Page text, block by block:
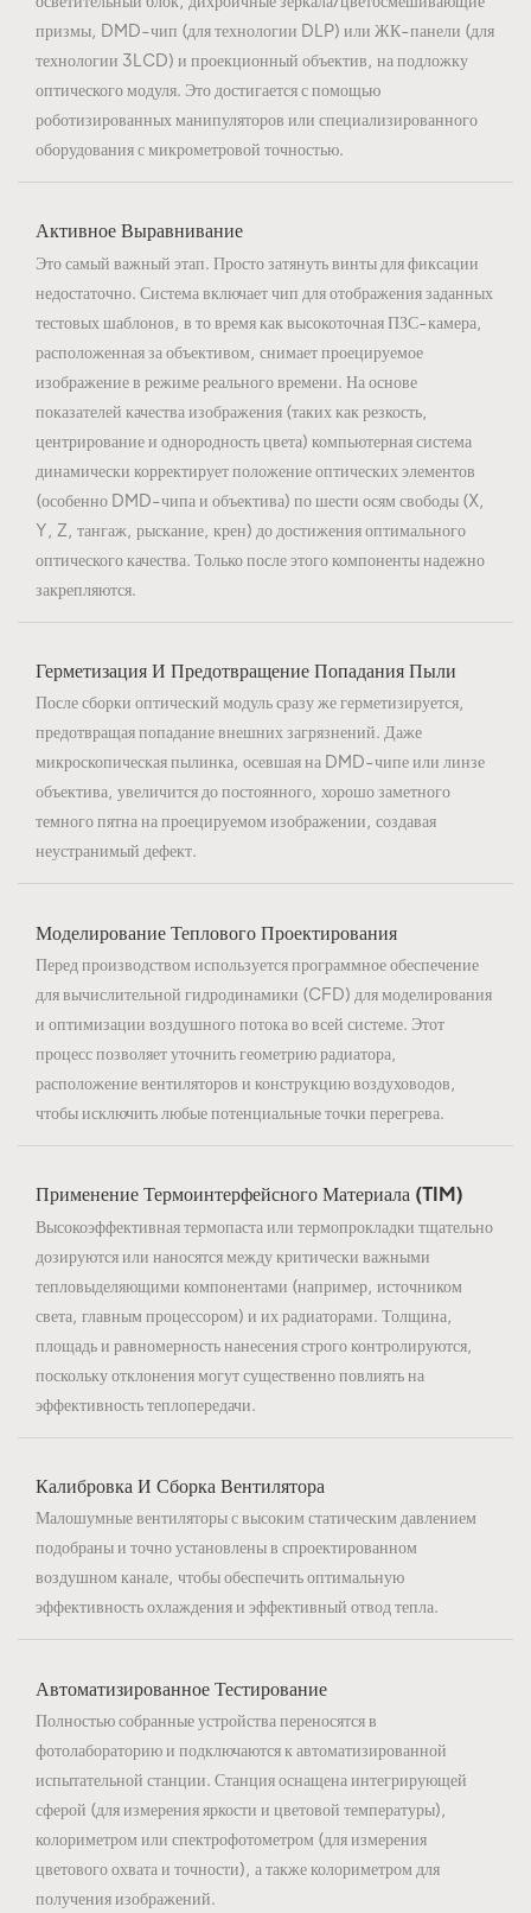
призмы, DMD-чип (для технологии DLP) или ЖК-панели (для
технологии 3LCD) и проекционный объектив, на подложку
оптического модуля. Это достигается с помощью
роботизированных манипуляторов или специализированного
оборудования с микрометровой точностью.
Активное Выравнивание
Это самый важный этап. Просто затянуть винты для фиксации
недостаточно. Система включает чип для отображения заданных
тестовых шаблонов, в то время как высокоточная ПЗС-камера,
расположенная за объективом, снимает проецируемое
изображение в режиме реального времени. На основе
показателей качества изображения (таких как резкость,
центрирование и однородность цвета) компьютерная система
динамически корректирует положение оптических элементов
(особенно DMD-чипа и объектива) по шести осям свободы (X,
Y, Z, тангаж, рыскание, крен) до достижения оптимального
оптического качества. Только после этого компоненты надежно
закрепляются.
Герметизация И Предотвращение Попадания Пыли
После сборки оптический модуль сразу же герметизируется,
предотвращая попадание внешних загрязнений. Даже
микроскопическая пылинка, осевшая на DMD-чипе или линзе
объектива, увеличится до постоянного, хорошо заметного
темного пятна на проецируемом изображении, создавая
неустранимый дефект.
Моделирование Теплового Проектирования
Перед производством используется программное обеспечение
для вычислительной гидродинамики (CFD) для моделирования
и оптимизации воздушного потока во всей системе. Этот
процесс позволяет уточнить геометрию радиатора,
расположение вентиляторов и конструкцию воздуховодов,
чтобы исключить любые потенциальные точки перегрева.
Применение Термоинтерфейсного Материала (TIM)
Высокоэффективная термопаста или термопрокладки тщательно
дозируются или наносятся между критически важными
тепловыделяющими компонентами (например, источником
света, главным процессором) и их радиаторами. Толщина,
площадь и равномерность нанесения строго контролируются,
поскольку отклонения могут существенно повлиять на
эффективность теплопередачи.
Калибровка И Сборка Вентилятора
Малошумные вентиляторы с высоким статическим давлением
подобраны и точно установлены в спроектированном
воздушном канале, чтобы обеспечить оптимальную
эффективность охлаждения и эффективный отвод тепла.
Автоматизированное Тестирование
Полностью собранные устройства переносятся в
фотолабораторию и подключаются к автоматизированной
испытательной станции. Станция оснащена интегрирующей
сферой (для измерения яркости и цветовой температуры),
колориметром или спектрофотометром (для измерения
цветового охвата и точности), а также колориметром для
получения изображений.